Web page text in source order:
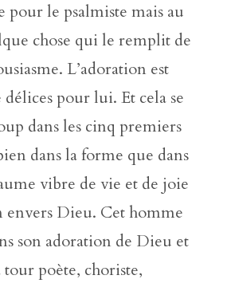
pour le psalmiste mais au
chose qui le remplit de
L’adoration est
délices pour lui. Et cela se
dans les cinq premiers
dans la forme que dans
vibre de vie et de joie
envers Dieu. Cet homme
son adoration de Dieu et
poète, choriste,